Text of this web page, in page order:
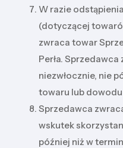
W razie
(dotyczącej
zwraca towar
Perła.
niezwłocznie, nie
towaru lub dowodu
Sprzedawca
wskutek
później niż w